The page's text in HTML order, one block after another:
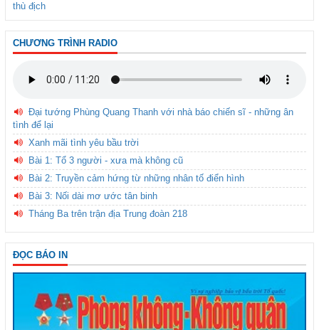
thù địch
CHƯƠNG TRÌNH RADIO
Đại tướng Phùng Quang Thanh với nhà báo chiến sĩ - những ân
tình để lại
Xanh mãi tình yêu bầu trời
Bài 1: Tổ 3 người - xưa mà không cũ
Bài 2: Truyền cảm hứng từ những nhân tố điển hình
Bài 3: Nối dài mơ ước tân binh
Tháng Ba trên trận địa Trung đoàn 218
ĐỌC BÁO IN